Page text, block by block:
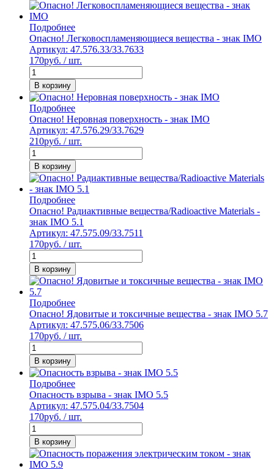
Подробнее
Опасно! Легковоспламеняющиеся вещества - знак IMO
Артикул: 47.576.33/33.7633
170руб. / шт.
В корзину
Подробнее
Опасно! Неровная поверхность - знак IMO
Артикул: 47.576.29/33.7629
210руб. / шт.
В корзину
Подробнее
Опасно! Радиактивные вещества/Radioactive Materials -
знак IMO 5.1
Артикул: 47.575.09/33.7511
170руб. / шт.
В корзину
Подробнее
Опасно! Ядовитые и токсичные вещества - знак IMO 5.7
Артикул: 47.575.06/33.7506
170руб. / шт.
В корзину
Подробнее
Опасность взрыва - знак IMO 5.5
Артикул: 47.575.04/33.7504
170руб. / шт.
В корзину